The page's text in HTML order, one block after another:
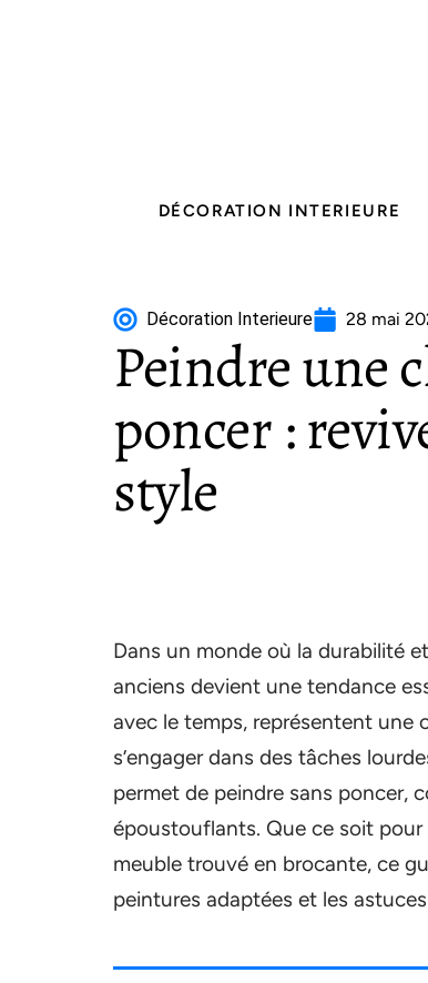
DÉCORATION INTERIEURE
Décoration Interieure 28 mai
Peindre une
poncer :
style
Dans un monde où la durabilité
anciens devient une tendance
avec le temps, représentent une
s’engager dans des tâches
permet de peindre sans poncer,
époustouflants. Que ce soit
meuble trouvé en brocante, ce
peintures adaptées et les